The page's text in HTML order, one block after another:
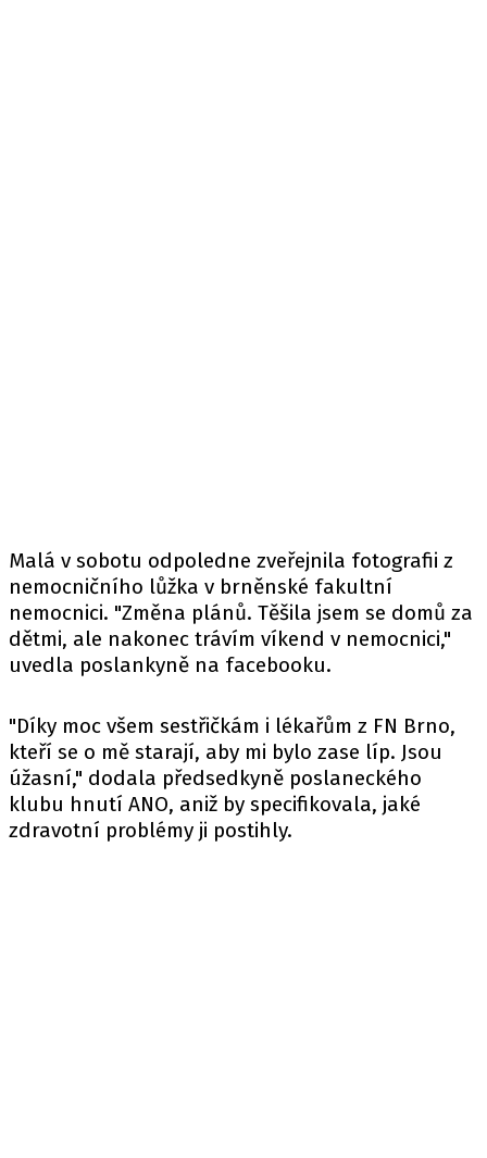
Malá v sobotu odpoledne zveřejnila fotografii z
nemocničního lůžka v brněnské fakultní
nemocnici. "Změna plánů. Těšila jsem se domů za
dětmi, ale nakonec trávím víkend v nemocnici,"
uvedla poslankyně na facebooku.
"Díky moc všem sestřičkám i lékařům z FN Brno,
kteří se o mě starají, aby mi bylo zase líp. Jsou
úžasní," dodala předsedkyně poslaneckého
klubu hnutí ANO, aniž by specifikovala, jaké
zdravotní problémy ji postihly.